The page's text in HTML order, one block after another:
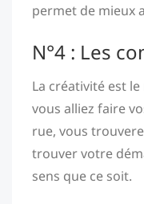
permet de mieux
N°4 : Les
La créativité est
vous alliez faire
rue, vous
trouver votre
sens que ce soit.